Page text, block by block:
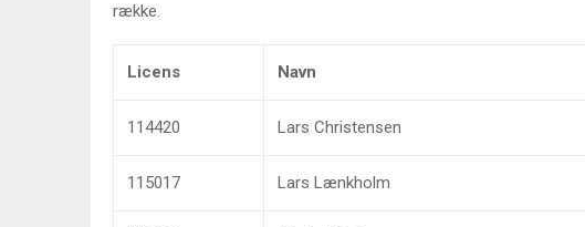
række.
Licens Navn
114420 Lars Christensen
115017 Lars Lænkholm